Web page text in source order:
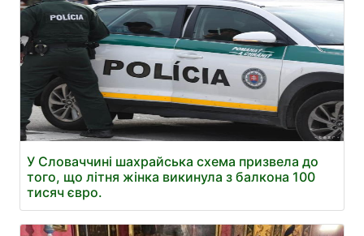
У Словаччині шахрайська схема призвела до
того, що літня жінка викинула з балкона 100
тисяч євро.